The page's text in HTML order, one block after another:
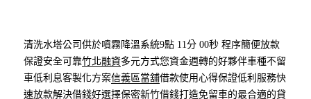
清洗水塔公司供於噴霧降溫系統9點 11分 00秒 程序簡便放款
保證安全可靠竹北融資多元方式您資金週轉的好夥伴車種不留
車低利息客製化方案信義區當舖借款使用心得保證低利服務快
速放款解決借錢好選擇保密新竹借錢打造免留車的最合適的貸